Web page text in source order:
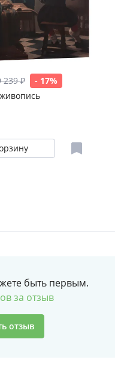
239 ₽
- 17%
быть первым.
за отзыв
отзыв